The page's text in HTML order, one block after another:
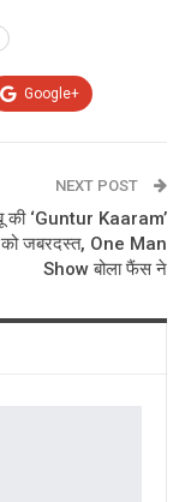
Google+
NEXT POST
की ‘Guntur Kaaram’
को जबरदस्त, One Man
Show बोला फैंस ने